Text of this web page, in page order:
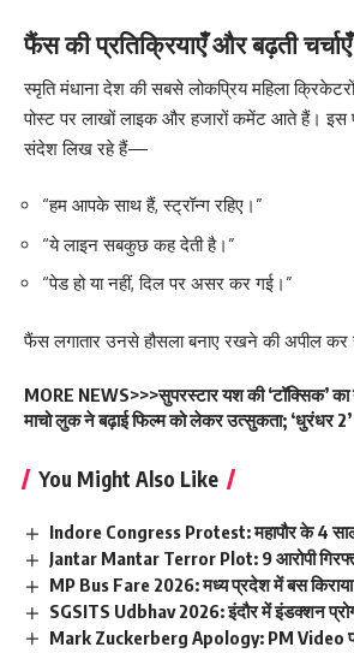
फैंस की प्रतिक्रियाएँ और बढ़ती चर्चाएँ
स्मृति मंधाना देश की सबसे लोकप्रिय महिला
पोस्ट पर लाखों लाइक और हजारों कमेंट आते हैं। इस
संदेश लिख रहे हैं—
“हम आपके साथ हैं, स्ट्रॉन्ग रहिए।”
“ये लाइन सबकुछ कह देती है।”
“पेड हो या नहीं, दिल पर असर कर गई।”
फैंस लगातार उनसे हौसला बनाए रखने की अपील कर
MORE NEWS>>>सुपरस्टार यश की ‘टॉक्सिक’ का
माचो लुक ने बढ़ाई फिल्म को लेकर उत्सुकता; ‘धुरंधर 2’
You Might Also Like
Indore Congress Protest: महापौर के 4
Jantar Mantar Terror Plot: 9 आरोपी
MP Bus Fare 2026: मध्य प्रदेश में बस किराया
SGSITS Udbhav 2026: इंदौर में इंडक्शन
Mark Zuckerberg Apology: PM Video